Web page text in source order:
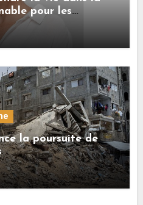
pour les
la poursuite de